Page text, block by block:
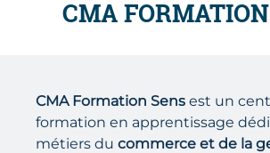
CMA
CMA Formation Sens est un
formation en apprentissage
métiers du commerce et de la